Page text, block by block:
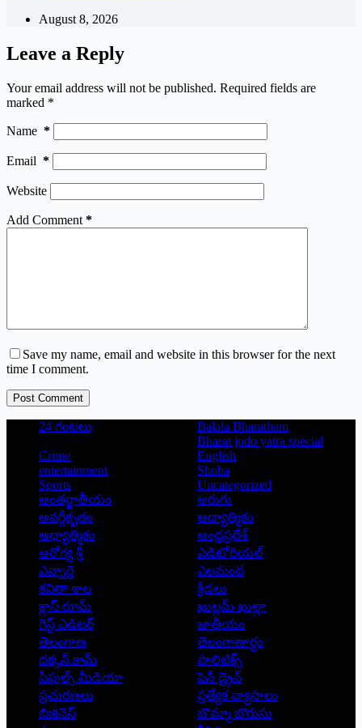
August 8, 2026
Leave a Reply
Your email address will not be published. Required fields are
marked *
Name *
Email *
Website
Add Comment *
Save my name, email and website in this browser for the next
time I comment.
Post Comment
24 గంటలు
Balala Bharatham
Bharat jodo yatra special
Crime
English
entertainment
Shoba
Sports
Uncategorized
అంతర్జాతీయం
అరుగు
అవర్గీకృతం
ఆద్యాత్మికం
ఆధ్యాత్మికం
ఆంధ్రప్రదేశ్
ఆరోగ్య శ్రీ
ఎడిటోరియల్
ఎన్నారై
ఎలమంద
కవితా శాల
క్రీడలు
క్లాస్ రూమ్
ఖుల్లమ్ ఖుల్లా
గెస్ట్ ఎడిటర్
జాతీయం
తెలంగాణ
తెలంగాణార్థం
దక్కన్.కామ్
పాలిటిక్స్
పీపుల్స్ ‌మీడియా
పెన్ డ్రైవ్
ప్రచురణలు
ప్రత్యేక వ్యాసాలు
బిజినెస్
బొమ్మా బొరుసు